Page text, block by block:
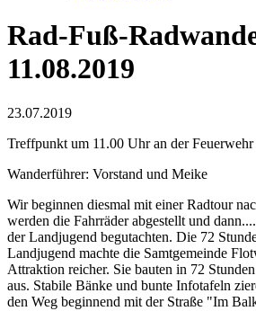
Rad-Fuß-
11.08.2019
23.07.2019
Treffpunkt um 11.00 Uhr an der Feuerwehr
Wanderführer: Vorstand und Meike
Wir beginnen diesmal mit einer Radtour
werden die Fahrräder abgestellt und
der Landjugend begutachten. Die 72
Landjugend machte die Samtgemeinde
Attraktion reicher. Sie bauten in 72
aus. Stabile Bänke und bunte Infotafeln
den Weg beginnend mit der Straße "Im